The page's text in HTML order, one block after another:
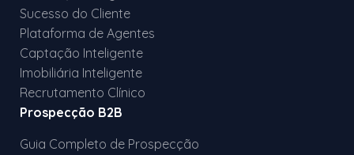
Sucesso do Cliente
Plataforma de Agentes
Captação Inteligente
Imobiliária Inteligente
Recrutamento Clínico
Prospecção B2B
Guia Completo de Prospecção